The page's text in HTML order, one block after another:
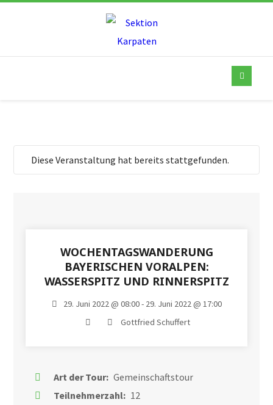
Diese Veranstaltung hat bereits stattgefunden.
WOCHENTAGSWANDERUNG
BAYERISCHEN VORALPEN:
WASSERSPITZ UND RINNERSPITZ
29. Juni 2022 @ 08:00 - 29. Juni 2022 @ 17:00
Gottfried Schuffert
Art der Tour: Gemeinschaftstour
Teilnehmerzahl: 12